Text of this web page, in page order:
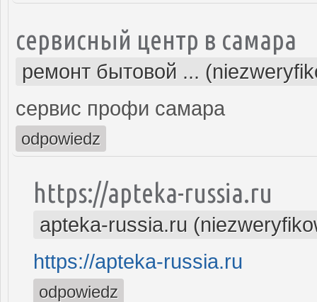
сервисный центр в самара
ремонт бытовой ...
сервис профи самара
odpowiedz
https://apteka-russia.ru
apteka-russia.ru
https://apteka-russia.ru
odpowiedz